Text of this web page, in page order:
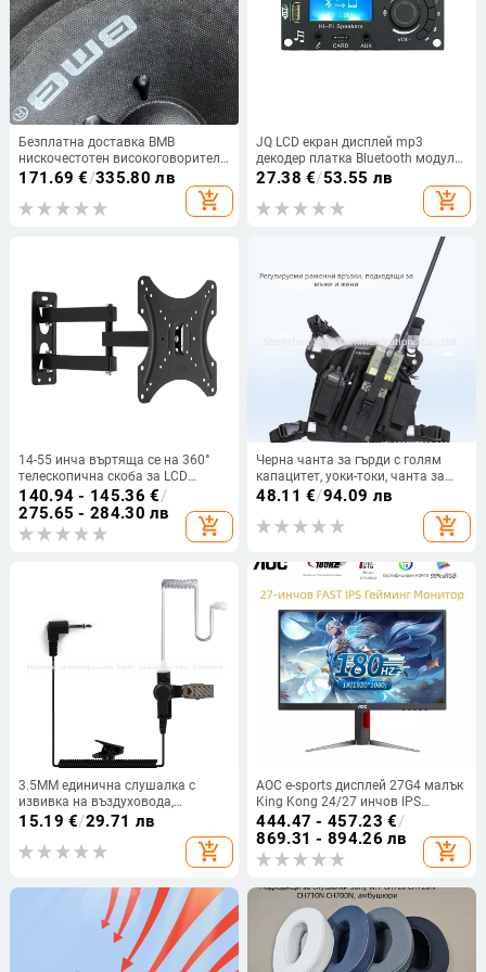
Безплатна доставка BMB
нискочестотен високоговорител
за KTV високоговорител,
субуфер, рог 8 инча, 10 инча, 12
инча нискочестотен
171.69 €/335.80 лв
add_shopping_cart
JQ LCD екран дисплей mp3
декодер платка Bluetooth модул
DIY продукт автомобилни аудио
аксесоари аудио усилвател
платка
27.38 €/53.55 лв
add_shopping_cart
14-55 инча въртяща се на 360°
телескопична скоба за LCD
телевизор универсална стойка за
монитор функционална стойка
за телевизор за трансгранично
ползване
140.94 - 145.36 €/
275.65 - 284.30 лв
add_shopping_cart
Черна чанта за гърди с голям
капацитет, уоки-токи, чанта за
гърди, езда, спортна чанта, ловна
оборудване, инструменти за
48.11 €/94.09 лв
add_shopping_cart
3.5MM единична слушалка с
извивка на въздуховода,
подвижни слушалки, единични
бобина, независим
високоговорител, ясно качество
15.19 €/29.71 лв
add_shopping_cart
AOC e-sports дисплей 27G4 малък
King Kong 24/27 инчов IPS
компютърен дисплей 180hz
геймърски LCD екран
444.47 - 457.23 €/
869.31 - 894.26 лв
add_shopping_cart